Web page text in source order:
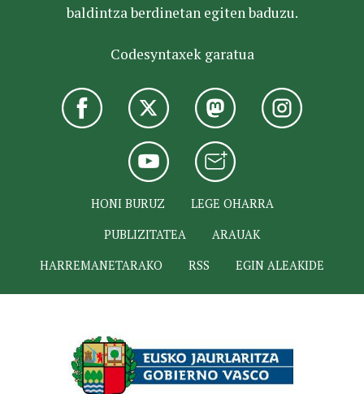
baldintza berdinetan egiten baduzu.
Codesyntaxek garatua
HONI BURUZ
LEGE OHARRA
PUBLIZITATEA
ARAUAK
HARREMANETARAKO
RSS EGIN ALEAKIDE